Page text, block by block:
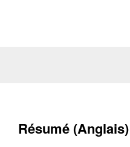
Résumé (Anglais)